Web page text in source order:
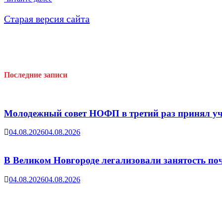
гордимся
и
Старая версия сайта
Последние записи
Молодежный совет НОФП в третий раз принял
04.08.202604.08.2026
В Великом Новгороде легализовали занятость
04.08.202604.08.2026